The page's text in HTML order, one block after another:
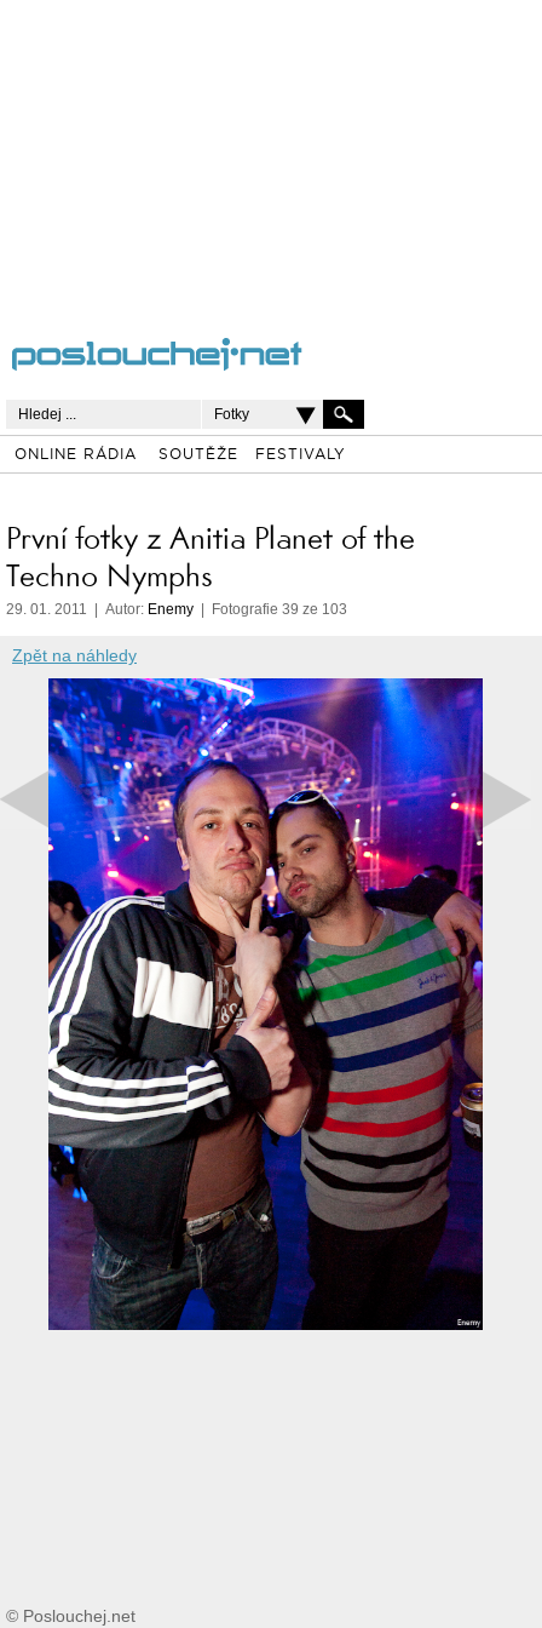
Fotky
ONLINE RÁDIA SOUTĚŽE FESTIVALY
První fotky z Anitia Planet of the
Techno Nymphs
29. 01. 2011 | Autor: Enemy | Fotografie 39 ze 103
Zpět na náhledy
© Poslouchej.net